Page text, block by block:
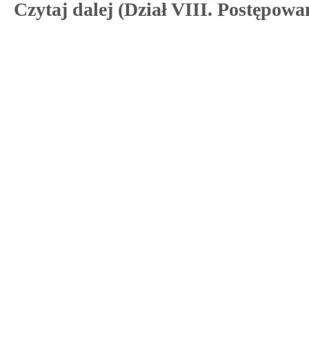
Czytaj dalej (Dział VIII.